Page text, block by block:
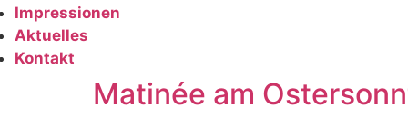
Impressionen
Aktuelles
Kontakt
Matinée am